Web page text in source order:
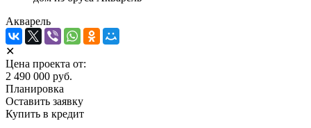
Акварель
✕
Цена проекта от:
2 490 000 руб.
Планировка
Оставить заявку
Купить в кредит